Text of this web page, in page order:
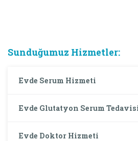
Sunduğumuz Hizmetler:
Evde Serum Hizmeti
Evde Glutatyon Serum
Evde Doktor Hizmeti